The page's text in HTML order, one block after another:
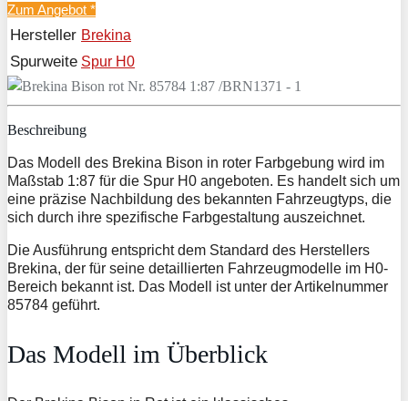
Zum Angebot *
Hersteller Brekina
Spurweite Spur H0
Beschreibung
Das Modell des Brekina Bison in roter Farbgebung wird im
Maßstab 1:87 für die Spur H0 angeboten. Es handelt sich um
eine präzise Nachbildung des bekannten Fahrzeugtyps, die
sich durch ihre spezifische Farbgestaltung auszeichnet.
Die Ausführung entspricht dem Standard des Herstellers
Brekina, der für seine detaillierten Fahrzeugmodelle im H0-
Bereich bekannt ist. Das Modell ist unter der Artikelnummer
85784 geführt.
Das Modell im Überblick